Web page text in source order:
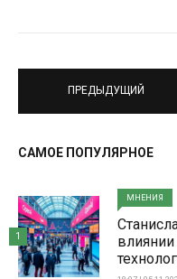
ПРЕДЫДУЩИЙ
САМОЕ ПОПУЛЯРНОЕ
МНЕНИЯ
1